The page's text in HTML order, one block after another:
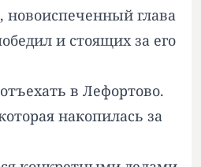
новоиспеченный глава
и стоящих за его
в Лефортово.
накопилась за